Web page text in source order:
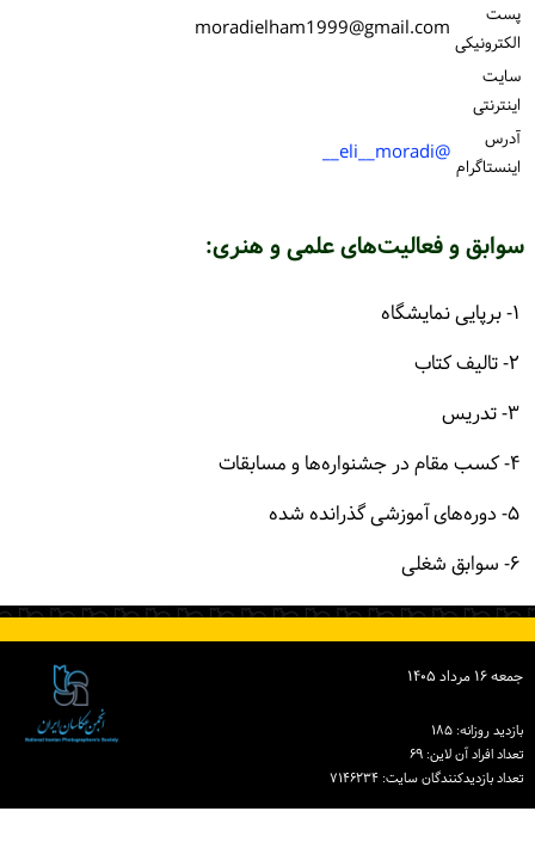
پست
الكترونیكی moradielham1999@gmail.com
سایت
اینترنتی
آدرس
اینستاگرام @eli__moradi__
سوابق و فعالیت‌های علمی و هنری:
۱- برپایی نمایشگاه
۲- تالیف کتاب
۳- تدریس
۴- کسب مقام در جشنواره‌ها و مسابقات
۵- دوره‌های آموزشی گذرانده شده
۶- سوابق شغلی
جمعه ۱۶ مرداد ۱۴۰۵
بازدید روزانه: ۱۸۵
تعداد افراد آن لاین: ۶۹
تعداد بازدیدكنندگان سایت: ۷۱۴۶۲۳۴